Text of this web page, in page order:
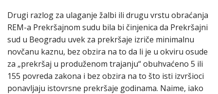
Drugi razlog za ulaganje žalbi ili drugu vrstu obraćanja
REM-a Prekršajnom sudu bila bi činjenica da Prekršajni
sud u Beogradu uvek za prekršaje izriče minimalnu
novčanu kaznu, bez obzira na to da li je u okviru osude
za „prekršaj u produženom trajanju“ obuhvaćeno 5 ili
155 povreda zakona i bez obzira na to što isti izvršioci
ponavljaju istovrsne prekršaje godinama. Naime, iako